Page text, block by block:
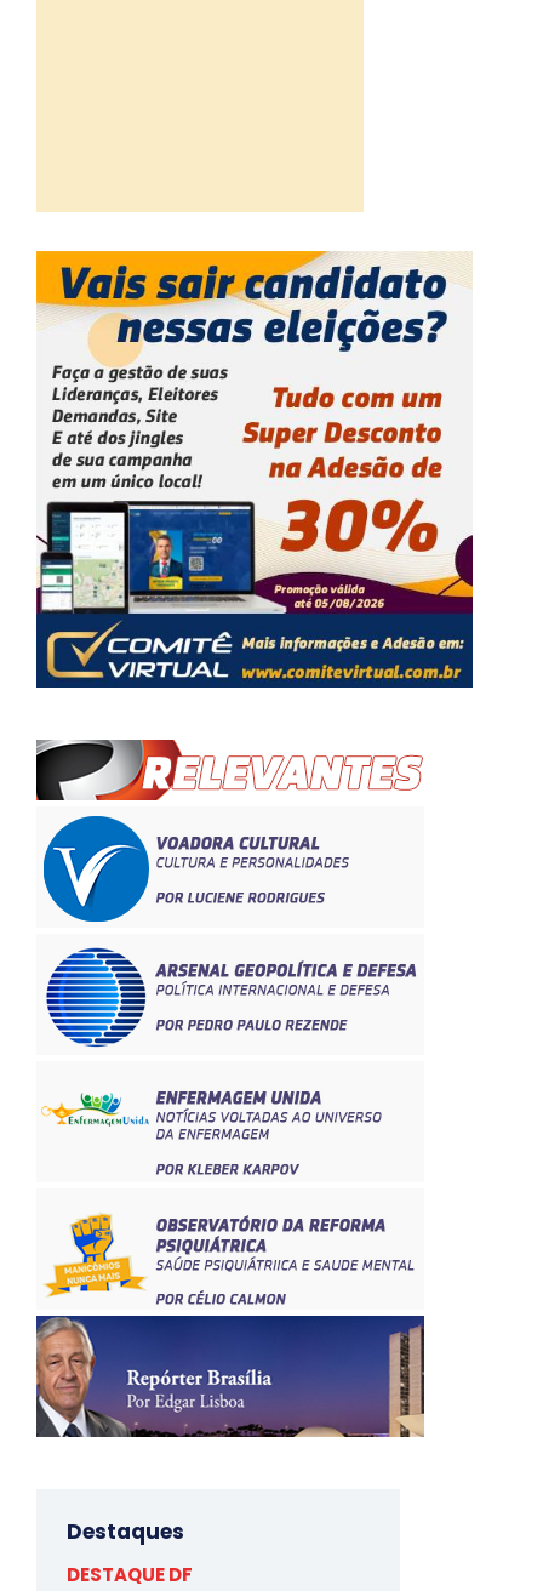
Destaques
DESTAQUE DF